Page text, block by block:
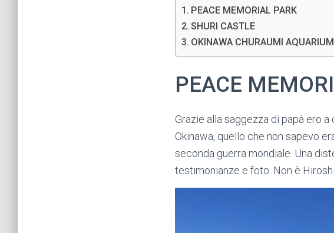
PEACE MEMORIAL PARK
SHURI CASTLE
OKINAWA CHURAUMI AQUARIUM
PEACE
Grazie alla saggezza di papà ero
Okinawa, quello che non sapevo
seconda guerra mondiale. Una
testimonianze e foto. Non è